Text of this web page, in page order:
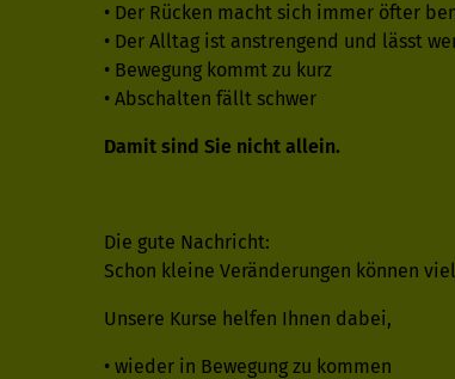
• Der Rücken macht sich immer öfter
• Der Alltag ist anstrengend und lässt
• Bewegung kommt zu kurz
• Abschalten fällt schwer
Damit sind Sie nicht allein.
Die gute Nachricht:
Schon kleine Veränderungen können
Unsere Kurse helfen Ihnen dabei,
• wieder in Bewegung zu kommen